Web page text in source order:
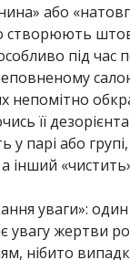
або
створюють
під час
непомітно
її
парі або
інший
уваги»:
увагу жертви
нібито